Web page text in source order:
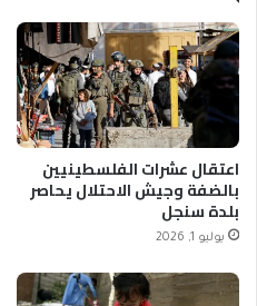
اعتقال عشرات الفلسطينيين
بالضفة وجيش الاحتلال يحاصر
بلدة سنجل
يوليو 1, 2026